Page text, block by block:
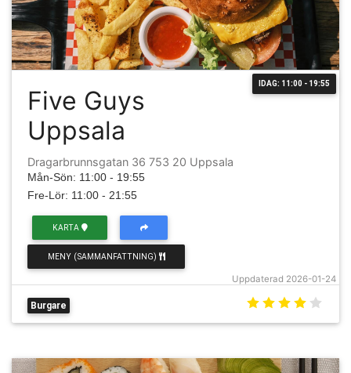
IDAG: 11:00 - 19:55
Five Guys
Uppsala
Dragarbrunnsgatan 36 753 20 Uppsala
Mån-Sön: 11:00 - 19:55
Fre-Lör: 11:00 - 21:55
Uppdaterad 2026-01-24
KARTA
MENY (SAMMANFATTNING)
Burgare